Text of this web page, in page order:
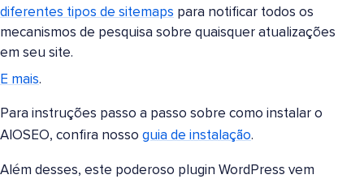
diferentes tipos de sitemaps para notificar todos os
mecanismos de pesquisa sobre quaisquer atualizações
em seu site.
E mais.
Para instruções passo a passo sobre como instalar o
AIOSEO, confira nosso guia de instalação.
Além desses, este poderoso plugin WordPress vem